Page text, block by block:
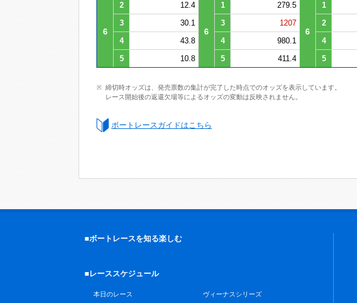
6
2 12.4
6
1 279.5
6
1
3
30.1 3 1207 2
4
43.8 4 980.1 4
5
10.8 5 411.4 5
締切時オッズは、発売票数の集計が完了した時点でのオッズを表示しています。
レース開始後の返還欠場等によるオッズの変動は反映されません。
ボートレースガイドはこちら
■ボートレースを知る楽しむ
■レーススケジュール
本日のレース ヴィーナスシリーズ